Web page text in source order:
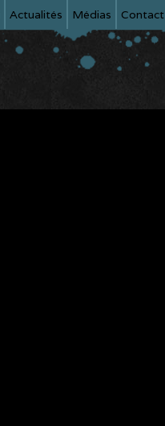
Actualités Médias Contact